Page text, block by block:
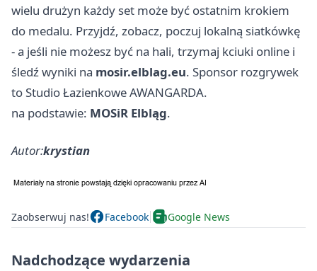
wielu drużyn każdy set może być ostatnim krokiem
do medalu. Przyjdź, zobacz, poczuj lokalną siatkówkę
- a jeśli nie możesz być na hali, trzymaj kciuki online i
śledź wyniki na mosir.elblag.eu. Sponsor rozgrywek
to Studio Łazienkowe AWANGARDA.
na podstawie: MOSiR Elbląg.
Autor:krystian
Zaobserwuj nas! Facebook Google News
Nadchodzące wydarzenia